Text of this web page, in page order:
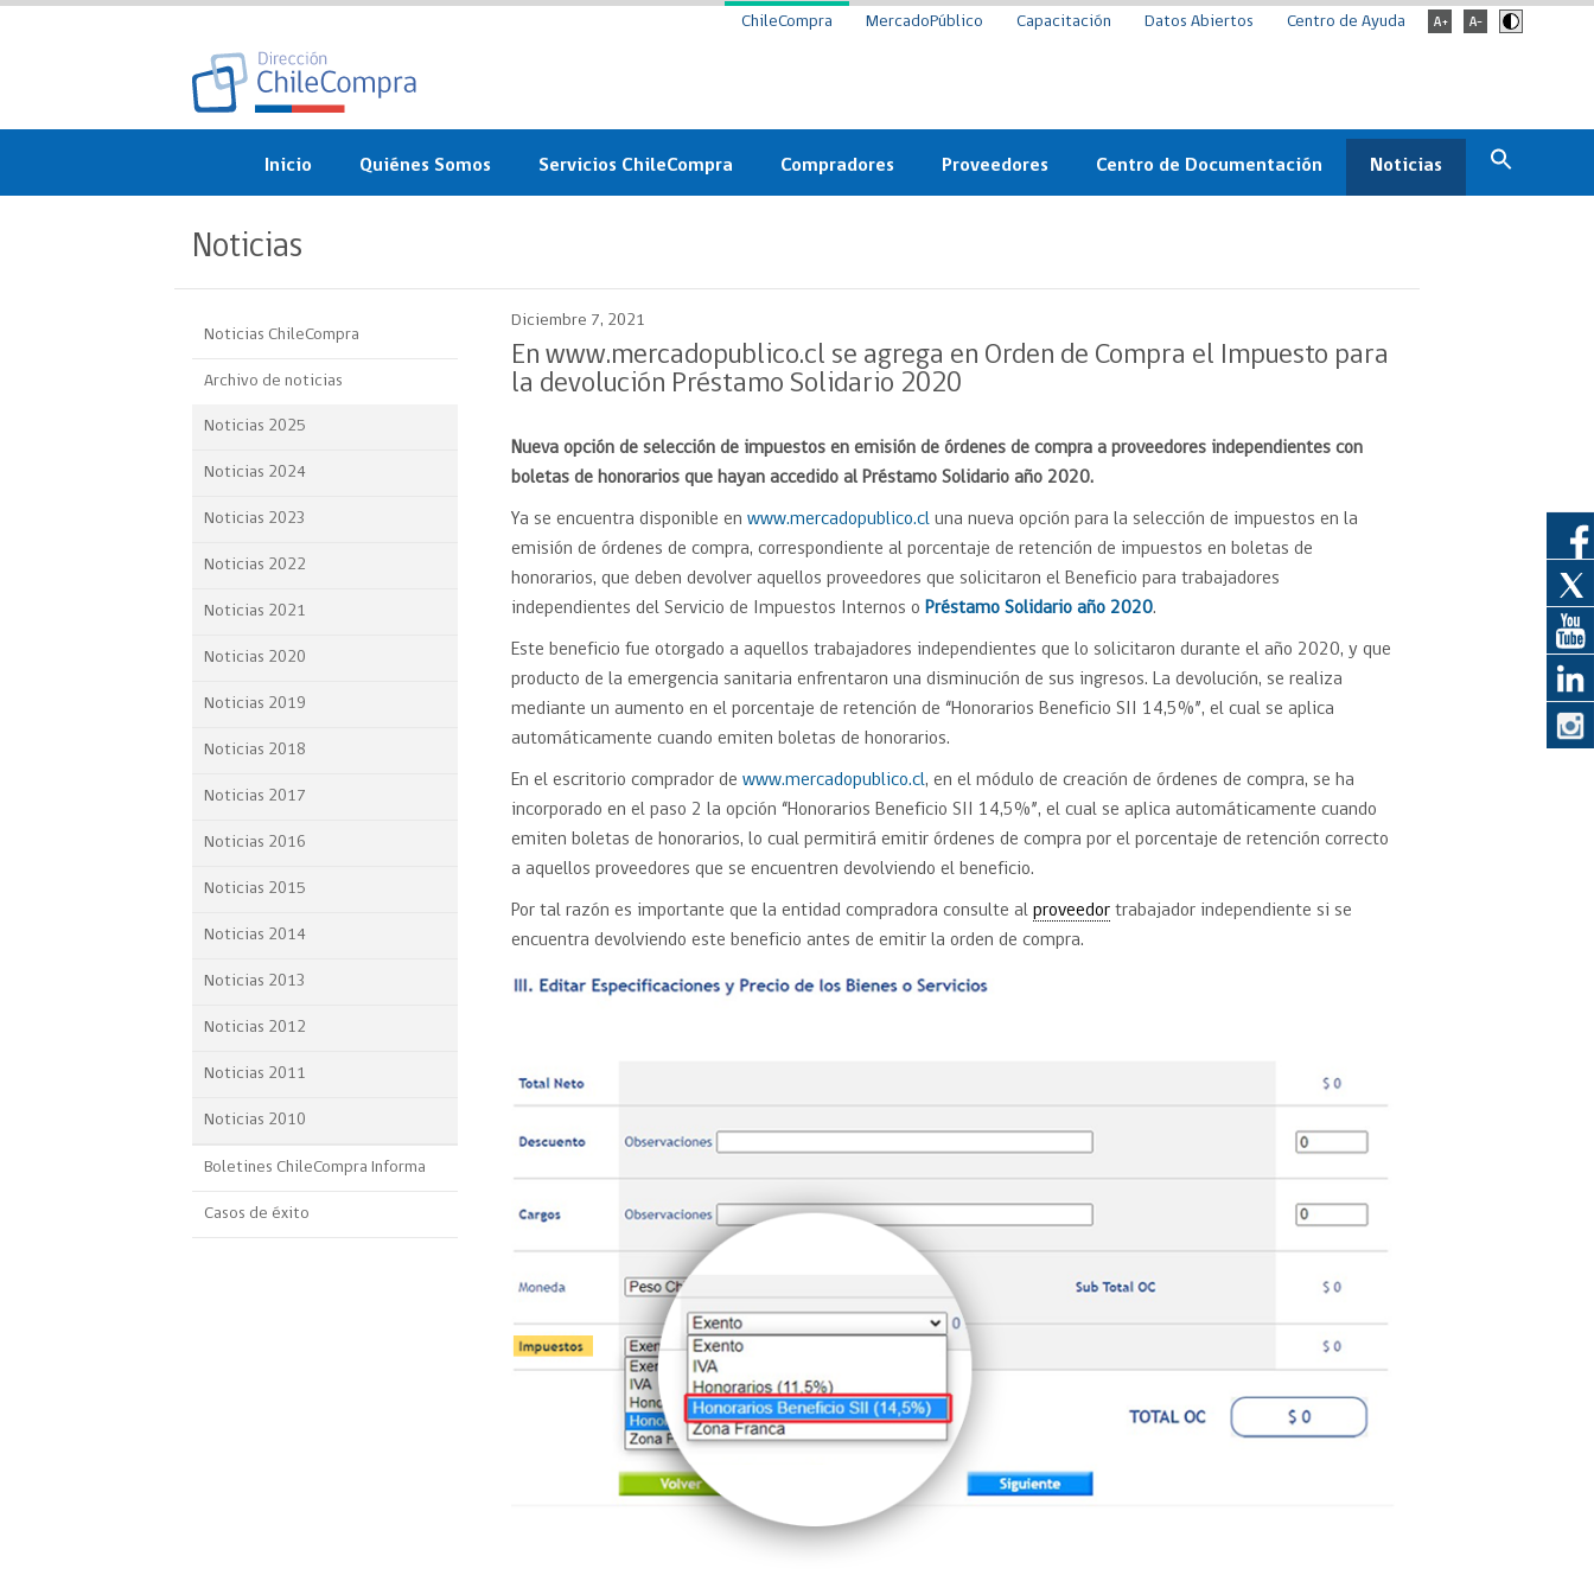
ChileCompra MercadoPúblico Capacitación Datos Abiertos Centro de Ayuda
Inicio Quiénes Somos
objetivos
Organigrama
Participación Ciudadana
Reportes Ley de Inclusión
Sé parte de nuestro equipo
Servicios ChileCompra
ChileCompra
Eficiencia
Capacitación ChileCompra:
Certificación competencias
Centro de Ayuda
Asesorías estratégicas
Datos Abiertos
API de Mercado Público
Ciberseguridad
Emergencias
Compradores
Circular
Compra Ágil
Tipos de Licitaciones
Bases Tipo de Licitación
Trato directo
Subasta inversa
Compra Pública de
Gestión de Contratos
Compras públicas con
perspectiva de género
Proveedores
Licitaciones
Convenio Marco
Subasta inversa
electrónica proveedor
Requisitos para obtener el
Sello Empresa Mujer
Centro de Documentación Noticias
Archivo de noticias
Boletines
ChileCompra
Noticias
Noticias ChileCompra
Archivo de noticias
Noticias 2025
Noticias 2024
Noticias 2023
Noticias 2022
Noticias 2021
Noticias 2020
Noticias 2019
Noticias 2018
Noticias 2017
Noticias 2016
Noticias 2015
Noticias 2014
Noticias 2013
Noticias 2012
Noticias 2011
Noticias 2010
Boletines ChileCompra Informa
Casos de éxito
Diciembre 7, 2021
En www.mercadopublico.cl se agrega en Orden de Compra el Impuesto para
la devolución Préstamo Solidario 2020
Nueva opción de selección de impuestos en emisión de órdenes de compra a proveedores independientes con
boletas de honorarios que hayan accedido al Préstamo Solidario año 2020.
Ya se encuentra disponible enwww.mercadopublico.cl una nueva opción para la selección de impuestos en la
emisión de órdenes de compra, correspondiente al porcentaje de retención de impuestos en boletas de
honorarios, que deben devolver aquellos proveedores que solicitaron el Beneficio para trabajadores
independientes del Servicio de Impuestos Internos o Préstamo Solidario año 2020.
Este beneficio fue otorgado a aquellos trabajadores independientes que lo solicitaron durante el año 2020, y que
producto de la emergencia sanitaria enfrentaron una disminución de sus ingresos. La devolución, se realiza
mediante un aumento en el porcentaje de retención de “Honorarios Beneficio SII 14,5%”, el cual se aplica
automáticamente cuando emiten boletas de honorarios.
En el escritorio comprador dewww.mercadopublico.cl, en el módulo de creación de órdenes de compra, se ha
incorporado en el paso 2 la opción “Honorarios Beneficio SII 14,5%”, el cual se aplica automáticamente cuando
emiten boletas de honorarios, lo cual permitirá emitir órdenes de compra por el porcentaje de retención correcto
a aquellos proveedores que se encuentren devolviendo el beneficio.
Por tal razón es importante que la entidad compradora consulte alproveedor trabajador independiente si se
encuentra devolviendo este beneficio antes de emitir la orden de compra.